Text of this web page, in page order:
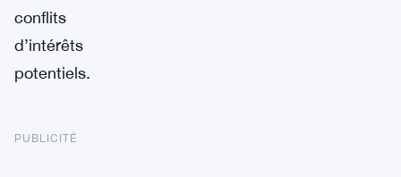
conflits
d’intérêts
potentiels.
PUBLICITÉ